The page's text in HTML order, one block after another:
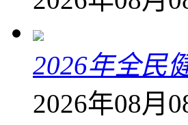
2026年全民
2026年08月